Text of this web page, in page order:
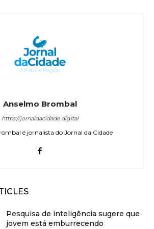
Anselmo Brombal
https://jornaldacidade.digital
é jornalista do Jornal da Cidade
Pesquisa de inteligência sugere que
jovem está emburrecendo